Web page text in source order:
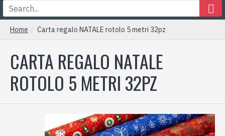
Home Carta regalo NATALE rotolo 5 metri 32pz
CARTA REGALO NATALE
ROTOLO 5 METRI 32PZ